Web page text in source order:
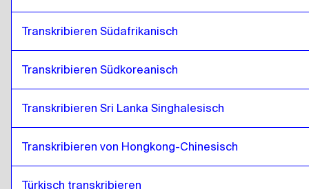
Transkribieren Südafrikanisch
Transkribieren Südkoreanisch
Transkribieren Sri Lanka Singhalesisch
Transkribieren von Hongkong-Chinesisch
Türkisch transkribieren